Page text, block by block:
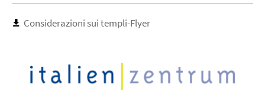
Considerazioni sui templi-Flyer